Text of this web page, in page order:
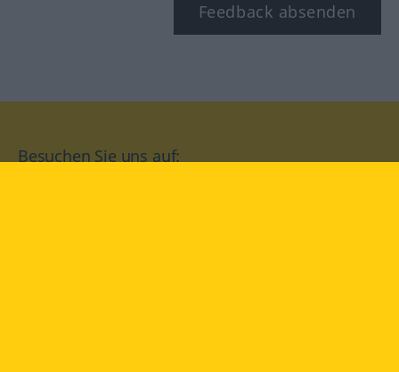
Feedback absenden
Besuchen Sie uns auf: